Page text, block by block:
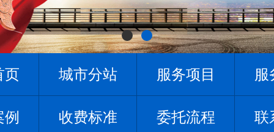
页 城市分站 服务项目 服
收费标准 委托流程 联